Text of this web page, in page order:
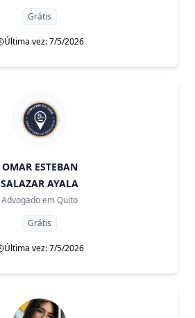
Grátis
Última vez: 7/5/2026
OMAR ESTEBAN
SALAZAR AYALA
Advogado emQuito
Grátis
Última vez: 7/5/2026